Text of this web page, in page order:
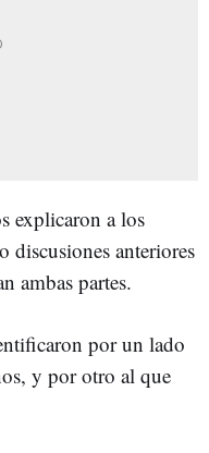
explicaron a los
discusiones anteriores
ambas partes.
por un lado
y por otro al que